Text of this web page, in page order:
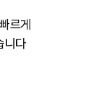
르게
니다